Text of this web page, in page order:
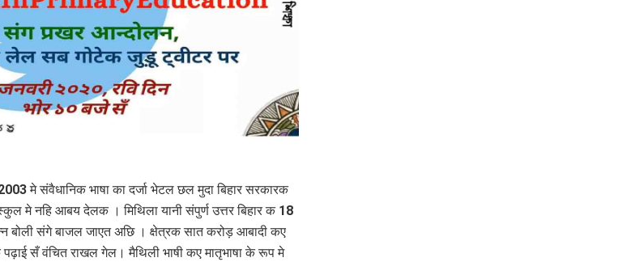
मे संवैधानिक भाषा का दर्जा भेटल छल मुदा बिहार सरकारक
मे नहि आबय देलक । मिथिला यानी संपुर्ण उत्तर बिहार क 18
बोली संगे बाजल जाएत अछि । क्षेत्रक सात करोड़ आबादी कए
पढ़ाई सँ वंचित राखल गेल। मैथिली भाषी कए मातृभाषा के रूप मे